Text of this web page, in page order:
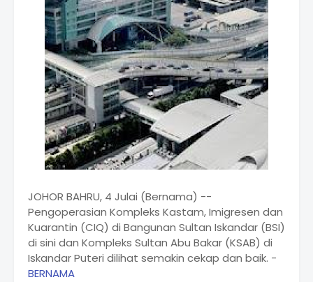
JOHOR BAHRU, 4 Julai (Bernama) --
Pengoperasian Kompleks Kastam, Imigresen dan
Kuarantin (CIQ) di Bangunan Sultan Iskandar (BSI)
di sini dan Kompleks Sultan Abu Bakar (KSAB) di
Iskandar Puteri dilihat semakin cekap dan baik. -
BERNAMA